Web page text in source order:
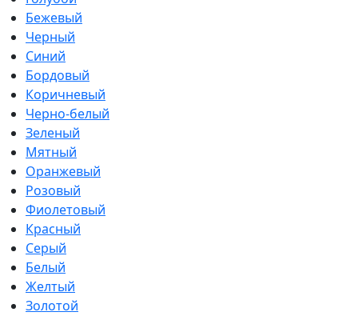
Бежевый
Черный
Синий
Бордовый
Коричневый
Черно-белый
Зеленый
Мятный
Оранжевый
Розовый
Фиолетовый
Красный
Серый
Белый
Желтый
Золотой